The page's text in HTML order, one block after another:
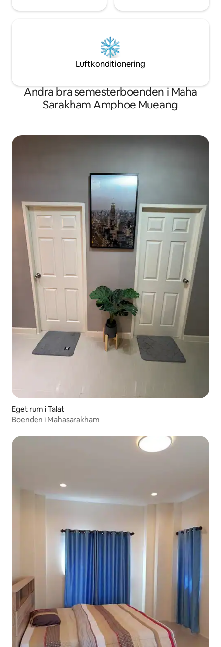
Luftkonditionering
Andra bra semesterboenden i Maha
Sarakham Amphoe Mueang
Eget rum i Talat
Boenden i Mahasarakham